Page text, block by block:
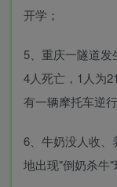
开学；
5、重庆一隧道
4人死亡，1人为
有一辆摩托车逆行
6、牛奶没人收、
地出现"倒奶杀牛"